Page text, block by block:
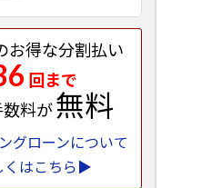
お得な分割払い
回まで
料が無料
グローンについて
くはこちら▶